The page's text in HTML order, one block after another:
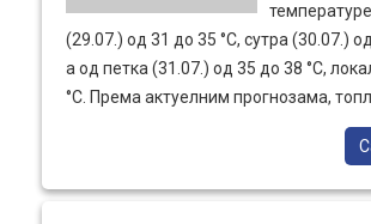
(29.07.) од 31 до 35 °С, сутра (30.07.)
а од петка (31.07.) од 35 до 38 °С,
°С. Према актуелним прогнозама,
ће се задржати током целе прве
најизраженији ће бити у периоду од